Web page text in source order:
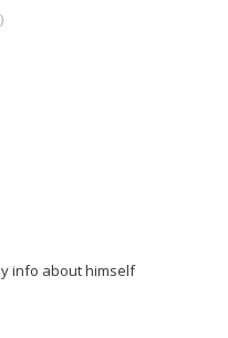
info about himself